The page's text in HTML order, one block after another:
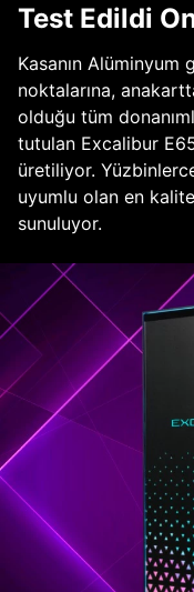
Test Edildi
Kasanın Alüminyum
noktalarına,
olduğu tüm
tutulan Excalibur
üretiliyor.
uyumlu olan en
sunuluyor.